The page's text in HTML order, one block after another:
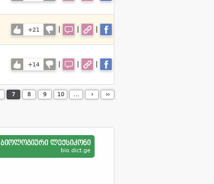
+21
+14
7 8 9 10 ... › ››
ბიოლოგიური ლექსიკონი
bio.dict.ge